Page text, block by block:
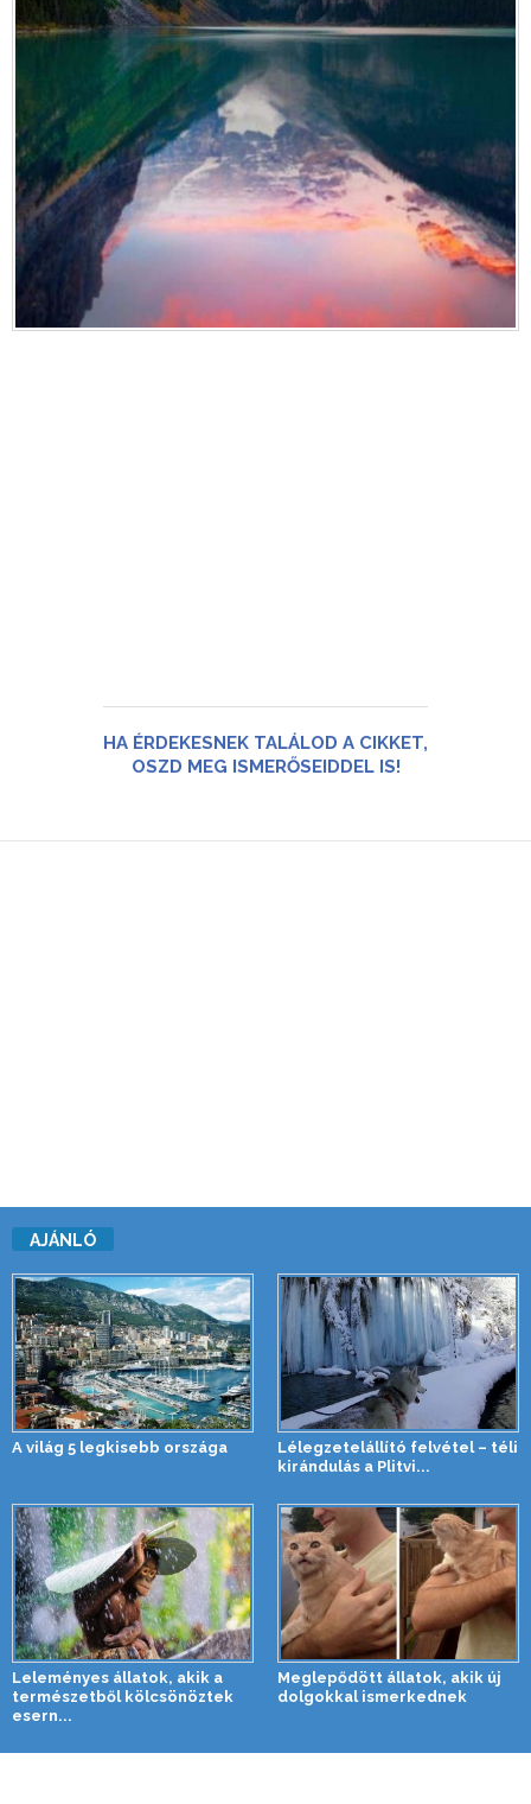
HA ÉRDEKESNEK TALÁLOD A CIKKET,
OSZD MEG ISMERŐSEIDDEL IS!
AJÁNLÓ
A világ 5 legkisebb országa
Lélegzetelállító felvétel – téli
kirándulás a Plitvi...
Leleményes állatok, akik a
természetből kölcsönöztek
esern...
Meglepődött állatok, akik új
dolgokkal ismerkednek